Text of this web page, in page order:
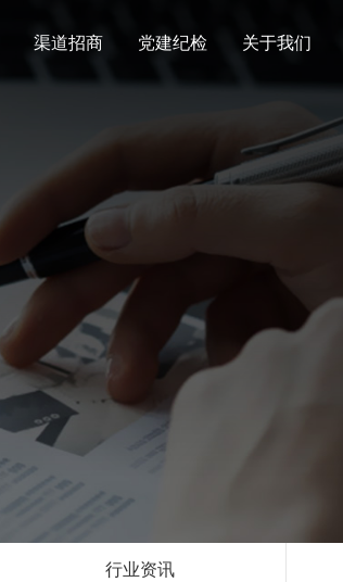
渠道招商 党建纪检 关于我们
行业资讯